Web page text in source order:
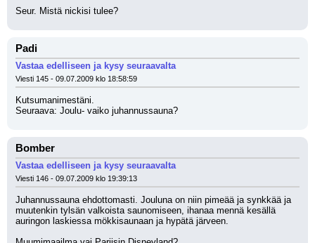
Seur. Mistä nickisi tulee?
Padi
Vastaa edelliseen ja kysy seuraavalta
Viesti 145 - 09.07.2009 klo 18:58:59
Kutsumanimestäni.
Seuraava: Joulu- vaiko juhannussauna?
Bomber
Vastaa edelliseen ja kysy seuraavalta
Viesti 146 - 09.07.2009 klo 19:39:13
Juhannussauna ehdottomasti. Jouluna on niin pimeää ja synkkää ja
muutenkin tylsän valkoista saunomiseen, ihanaa mennä kesällä
auringon laskiessa mökkisaunaan ja hypätä järveen.